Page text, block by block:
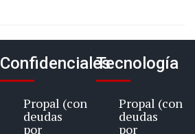
Confidenciales
Propal (con
deudas
por
Tecnología
Propal (con
deudas
por